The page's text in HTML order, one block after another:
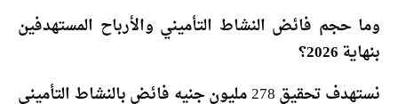
وما حجم فائض النشاط التأميني والأرباح المستهدفين
بنهاية 2026؟
نستهدف تحقيق 278 مليون جنيه فائض بالنشاط التأميني